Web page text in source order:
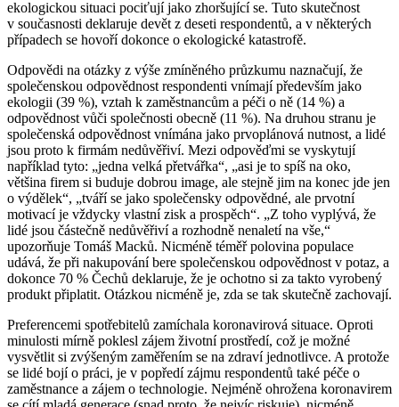
ekologickou situaci pociťují jako zhoršující se. Tuto skutečnost
v současnosti deklaruje devět z deseti respondentů, a v některých
případech se hovoří dokonce o ekologické katastrofě.
Odpovědi na otázky z výše zmíněného průzkumu naznačují, že
společenskou odpovědnost respondenti vnímají především jako
ekologii (39 %), vztah k zaměstnancům a péči o ně (14 %) a
odpovědnost vůči společnosti obecně (11 %). Na druhou stranu je
společenská odpovědnost vnímána jako prvoplánová nutnost, a lidé
jsou proto k firmám nedůvěřiví. Mezi odpověďmi se vyskytují
například tyto: „jedna velká přetvářka“, „asi je to spíš na oko,
většina firem si buduje dobrou image, ale stejně jim na konec jde jen
o výdělek“, „tváří se jako společensky odpovědné, ale prvotní
motivací je vždycky vlastní zisk a prospěch“. „Z toho vyplývá, že
lidé jsou částečně nedůvěřiví a rozhodně nenaletí na vše,“
upozorňuje Tomáš Macků. Nicméně téměř polovina populace
udává, že při nakupování bere společenskou odpovědnost v potaz, a
dokonce 70 % Čechů deklaruje, že je ochotno si za takto vyrobený
produkt připlatit. Otázkou nicméně je, zda se tak skutečně zachovají.
Preferencemi spotřebitelů zamíchala koronavirová situace. Oproti
minulosti mírně poklesl zájem životní prostředí, což je možné
vysvětlit si zvýšeným zaměřením se na zdraví jednotlivce. A protože
se lidé bojí o práci, je v popředí zájmu respondentů také péče o
zaměstnance a zájem o technologie. Nejméně ohrožena koronavirem